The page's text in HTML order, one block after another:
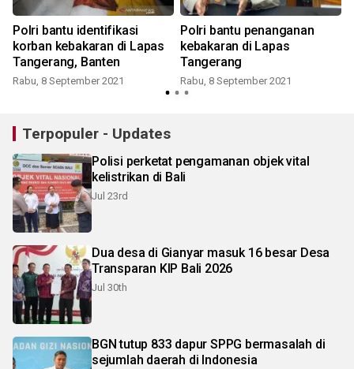
Polri bantu identifikasi
korban kebakaran di Lapas
Tangerang, Banten
Rabu, 8 September 2021
Polri bantu penanganan
kebakaran di Lapas
Tangerang
Rabu, 8 September 2021
Terpopuler - Updates
Polisi perketat pengamanan objek vital
kelistrikan di Bali
Jul 23rd
Dua desa di Gianyar masuk 16 besar Desa
Transparan KIP Bali 2026
Jul 30th
BGN tutup 833 dapur SPPG bermasalah di
sejumlah daerah di Indonesia